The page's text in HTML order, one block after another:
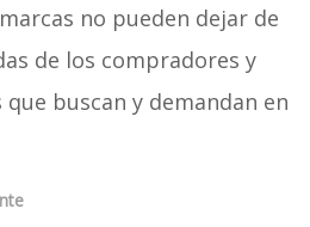
no pueden dejar de
de los compradores y
buscan y demandan en